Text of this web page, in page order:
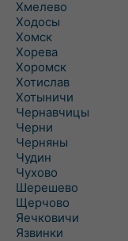
Хмелево
Ходосы
Хомск
Хорева
Хоромск
Хотислав
Хотыничи
Чернавчицы
Черни
Черняны
Чудин
Чухово
Шерешево
Щерчово
Яечковичи
Язвинки